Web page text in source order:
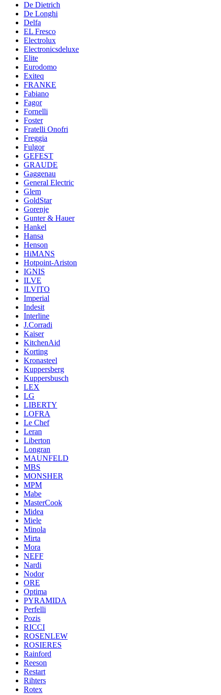
De Dietrich
De Longhi
Delfa
EL Fresco
Electrolux
Electronicsdeluxe
Elite
Eurodomo
Exiteq
FRANKE
Fabiano
Fagor
Fornelli
Foster
Fratelli Onofri
Freggia
Fulgor
GEFEST
GRAUDE
Gaggenau
General Electric
Glem
GoldStar
Gorenje
Gunter & Hauer
Hankel
Hansa
Henson
HiMANS
Hotpoint-Ariston
IGNIS
ILVE
ILVITO
Imperial
Indesit
Interline
J.Corradi
Kaiser
KitchenAid
Korting
Kronasteel
Kuppersberg
Kuppersbusch
LEX
LG
LIBERTY
LOFRA
Le Chef
Leran
Liberton
Longran
MAUNFELD
MBS
MONSHER
MPM
Mabe
MasterCook
Midea
Miele
Minola
Mirta
Mora
NEFF
Nardi
Nodor
ORE
Optima
PYRAMIDA
Perfelli
Pozis
RICCI
ROSENLEW
ROSIERES
Rainford
Reeson
Restart
Rihters
Rotex